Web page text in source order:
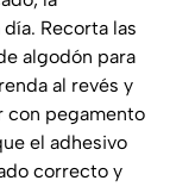
Recorta las
algodón para
al revés y
con pegamento
el adhesivo
correcto y